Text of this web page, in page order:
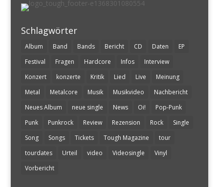
Schlagwörter
Album Band Bands Bericht CD Daten
EP
Festival
Fragen Hardcore Infos
Interview
Konzert
konzerte Kritik Lied Live
Meinung
Metal
Metalcore Musik Musikvideo
Nachbericht
Neues Album
neue single News Oi!
Pop-Punk
Punk
Punkrock Review Rezension Rock
Single
Song
Songs Tickets Tough Magazine
tour
tourdates
Urteil video Videosingle
Vinyl
Vorbericht